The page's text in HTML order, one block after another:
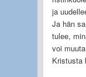
ja
Ja hän
tulee,
voi
Kristusta